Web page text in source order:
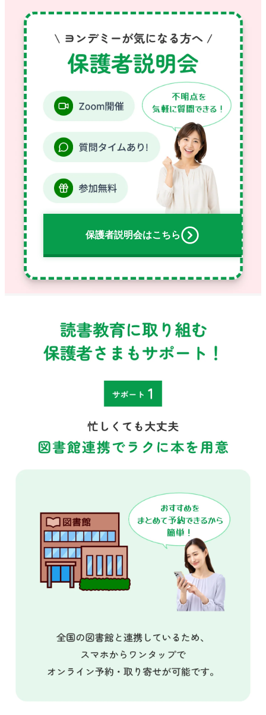
保護者説明会はこちら